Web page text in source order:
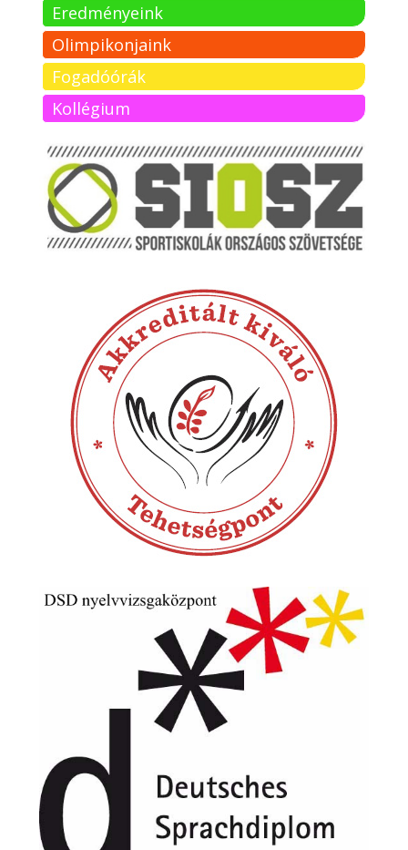
Eredményeink
Olimpikonjaink
Fogadóórák
Kollégium